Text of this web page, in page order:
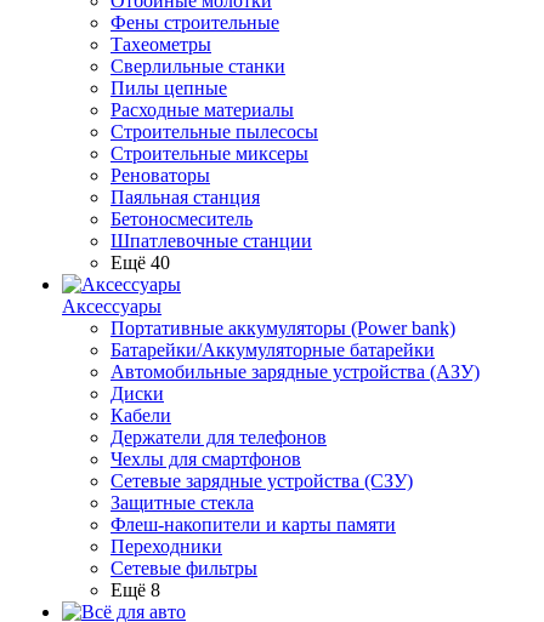
Фены строительные
Тахеометры
Сверлильные станки
Пилы цепные
Расходные материалы
Строительные пылесосы
Строительные миксеры
Реноваторы
Паяльная станция
Бетоносмеситель
Шпатлевочные станции
Ещё 40
Аксессуары
Портативные аккумуляторы (Power bank)
Батарейки/Аккумуляторные батарейки
Автомобильные зарядные устройства (АЗУ)
Диски
Кабели
Держатели для телефонов
Чехлы для смартфонов
Сетевые зарядные устройства (СЗУ)
Защитные стекла
Флеш-накопители и карты памяти
Переходники
Сетевые фильтры
Ещё 8